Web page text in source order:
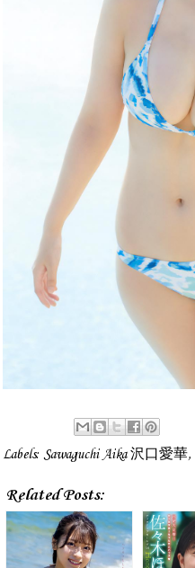
Labels: Sawaguchi Aika 沢口愛華,
Related Posts: